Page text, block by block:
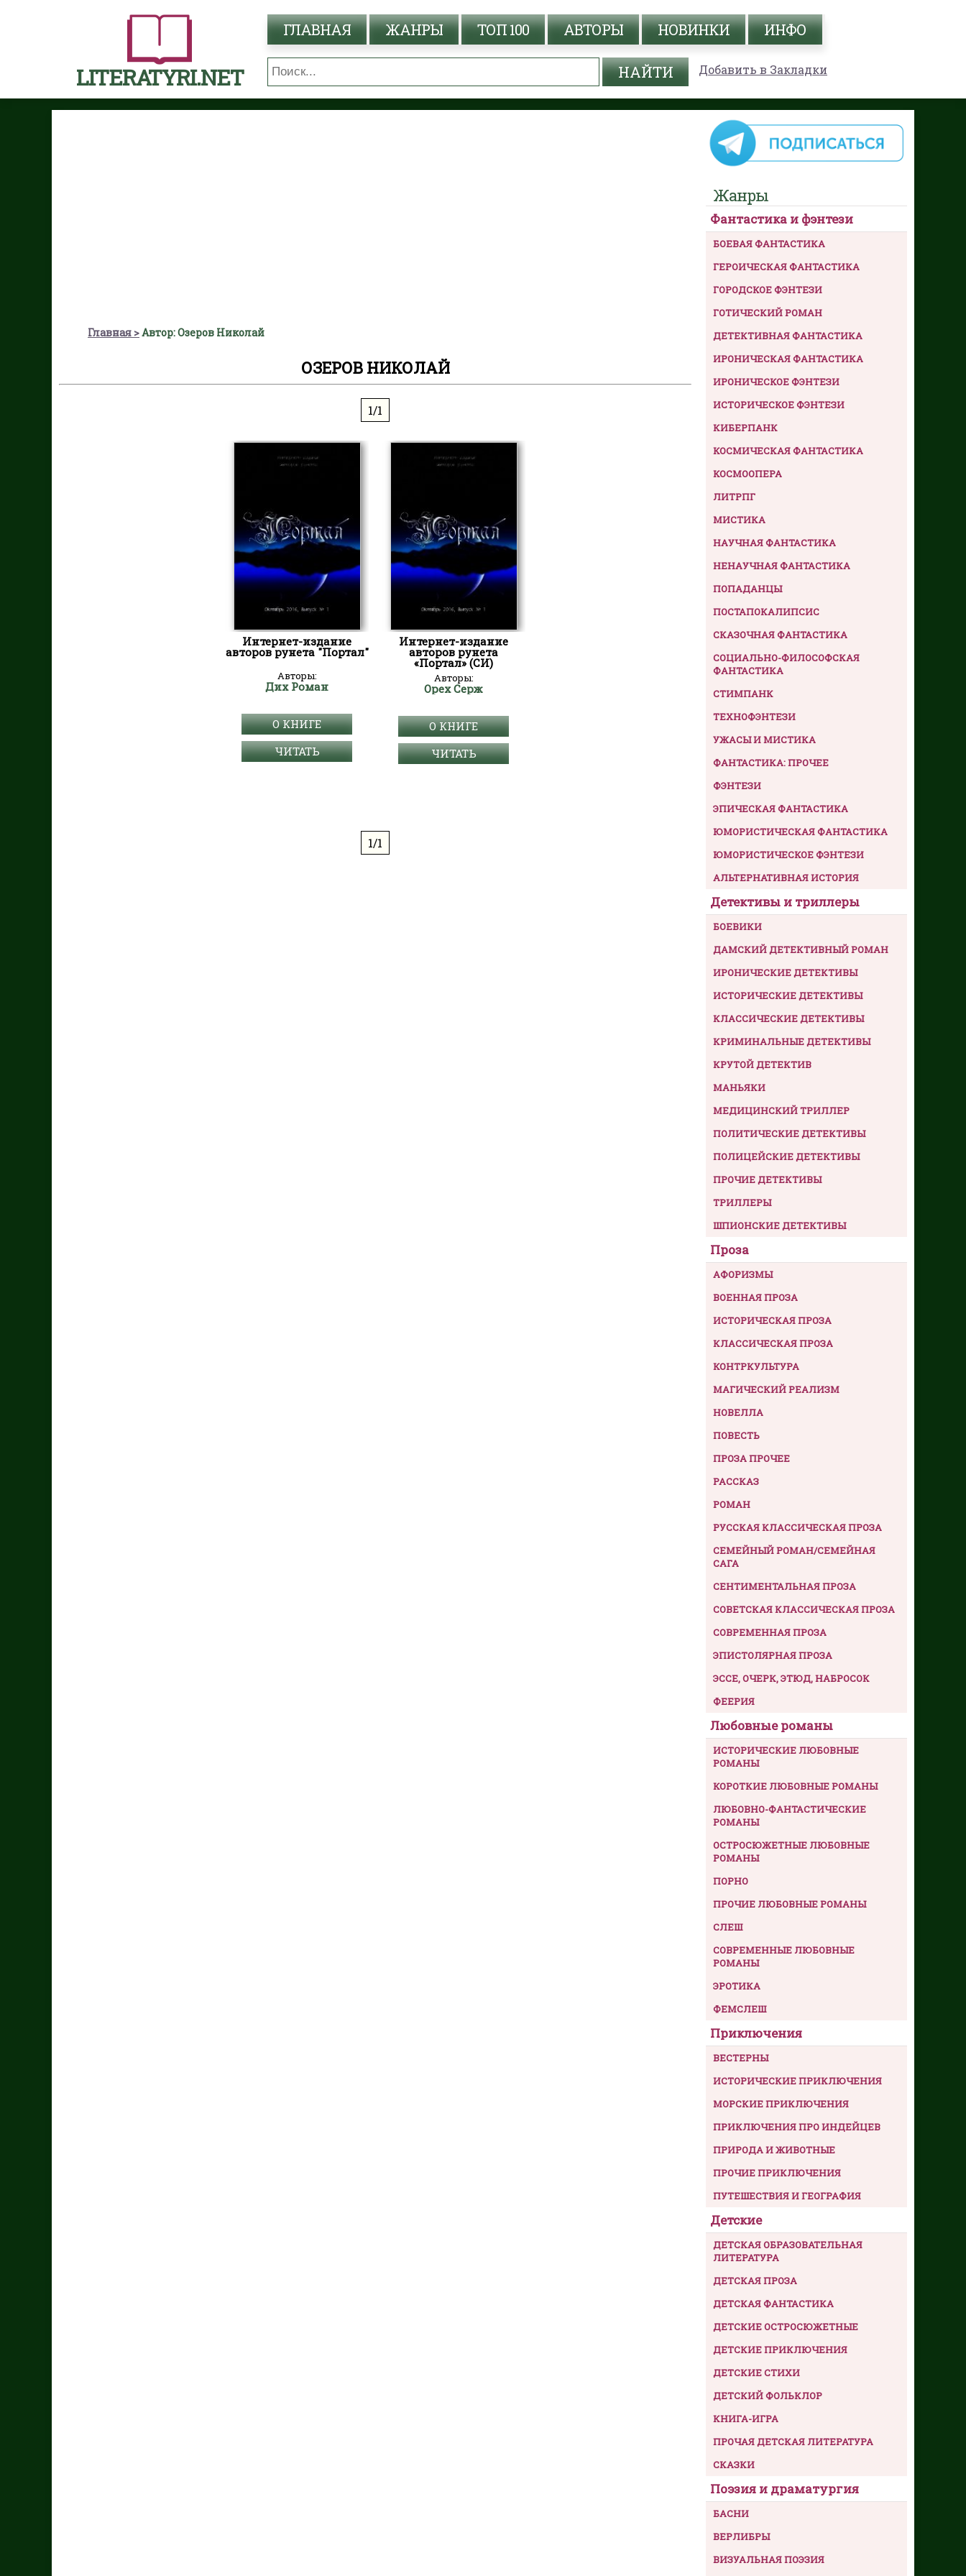
LITERATYRI.NET
ГЛАВНАЯ ЖАНРЫ ТОП 100 АВТОРЫ НОВИНКИ ИНФО
Добавить в Закладки
Главная Автор: Озеров Николай
ОЗЕРОВ НИКОЛАЙ
1/1
Интернет-издание
авторов рунета "Портал"
Авторы:
Дих Роман
О КНИГЕ
ЧИТАТЬ
Интернет-издание
авторов рунета
«Портал» (СИ)
Авторы:
Орех Серж
О КНИГЕ
ЧИТАТЬ
1/1
Жанры
Фантастика и фэнтези
БОЕВАЯ ФАНТАСТИКА
ГЕРОИЧЕСКАЯ ФАНТАСТИКА
ГОРОДСКОЕ ФЭНТЕЗИ
ГОТИЧЕСКИЙ РОМАН
ДЕТЕКТИВНАЯ ФАНТАСТИКА
ИРОНИЧЕСКАЯ ФАНТАСТИКА
ИРОНИЧЕСКОЕ ФЭНТЕЗИ
ИСТОРИЧЕСКОЕ ФЭНТЕЗИ
КИБЕРПАНК
КОСМИЧЕСКАЯ ФАНТАСТИКА
КОСМООПЕРА
ЛИТРПГ
МИСТИКА
НАУЧНАЯ ФАНТАСТИКА
НЕНАУЧНАЯ ФАНТАСТИКА
ПОПАДАНЦЫ
ПОСТАПОКАЛИПСИС
СКАЗОЧНАЯ ФАНТАСТИКА
СОЦИАЛЬНО-ФИЛОСОФСКАЯ
ФАНТАСТИКА
СТИМПАНК
ТЕХНОФЭНТЕЗИ
УЖАСЫ И МИСТИКА
ФАНТАСТИКА: ПРОЧЕЕ
ФЭНТЕЗИ
ЭПИЧЕСКАЯ ФАНТАСТИКА
ЮМОРИСТИЧЕСКАЯ ФАНТАСТИКА
ЮМОРИСТИЧЕСКОЕ ФЭНТЕЗИ
АЛЬТЕРНАТИВНАЯ ИСТОРИЯ
Детективы и триллеры
БОЕВИКИ
ДАМСКИЙ ДЕТЕКТИВНЫЙ РОМАН
ИРОНИЧЕСКИЕ ДЕТЕКТИВЫ
ИСТОРИЧЕСКИЕ ДЕТЕКТИВЫ
КЛАССИЧЕСКИЕ ДЕТЕКТИВЫ
КРИМИНАЛЬНЫЕ ДЕТЕКТИВЫ
КРУТОЙ ДЕТЕКТИВ
МАНЬЯКИ
МЕДИЦИНСКИЙ ТРИЛЛЕР
ПОЛИТИЧЕСКИЕ ДЕТЕКТИВЫ
ПОЛИЦЕЙСКИЕ ДЕТЕКТИВЫ
ПРОЧИЕ ДЕТЕКТИВЫ
ТРИЛЛЕРЫ
ШПИОНСКИЕ ДЕТЕКТИВЫ
Проза
АФОРИЗМЫ
ВОЕННАЯ ПРОЗА
ИСТОРИЧЕСКАЯ ПРОЗА
КЛАССИЧЕСКАЯ ПРОЗА
КОНТРКУЛЬТУРА
МАГИЧЕСКИЙ РЕАЛИЗМ
НОВЕЛЛА
ПОВЕСТЬ
ПРОЗА ПРОЧЕЕ
РАССКАЗ
РОМАН
РУССКАЯ КЛАССИЧЕСКАЯ ПРОЗА
СЕМЕЙНЫЙ РОМАН/СЕМЕЙНАЯ
САГА
СЕНТИМЕНТАЛЬНАЯ ПРОЗА
СОВЕТСКАЯ КЛАССИЧЕСКАЯ ПРОЗА
СОВРЕМЕННАЯ ПРОЗА
ЭПИСТОЛЯРНАЯ ПРОЗА
ЭССЕ, ОЧЕРК, ЭТЮД, НАБРОСОК
ФЕЕРИЯ
Любовные романы
ИСТОРИЧЕСКИЕ ЛЮБОВНЫЕ
РОМАНЫ
КОРОТКИЕ ЛЮБОВНЫЕ РОМАНЫ
ЛЮБОВНО-ФАНТАСТИЧЕСКИЕ
РОМАНЫ
ОСТРОСЮЖЕТНЫЕ ЛЮБОВНЫЕ
РОМАНЫ
ПОРНО
ПРОЧИЕ ЛЮБОВНЫЕ РОМАНЫ
СЛЕШ
СОВРЕМЕННЫЕ ЛЮБОВНЫЕ
РОМАНЫ
ЭРОТИКА
ФЕМСЛЕШ
Приключения
ВЕСТЕРНЫ
ИСТОРИЧЕСКИЕ ПРИКЛЮЧЕНИЯ
МОРСКИЕ ПРИКЛЮЧЕНИЯ
ПРИКЛЮЧЕНИЯ ПРО ИНДЕЙЦЕВ
ПРИРОДА И ЖИВОТНЫЕ
ПРОЧИЕ ПРИКЛЮЧЕНИЯ
ПУТЕШЕСТВИЯ И ГЕОГРАФИЯ
Детские
ДЕТСКАЯ ОБРАЗОВАТЕЛЬНАЯ
ЛИТЕРАТУРА
ДЕТСКАЯ ПРОЗА
ДЕТСКАЯ ФАНТАСТИКА
ДЕТСКИЕ ОСТРОСЮЖЕТНЫЕ
ДЕТСКИЕ ПРИКЛЮЧЕНИЯ
ДЕТСКИЕ СТИХИ
ДЕТСКИЙ ФОЛЬКЛОР
КНИГА-ИГРА
ПРОЧАЯ ДЕТСКАЯ ЛИТЕРАТУРА
СКАЗКИ
Поэзия и драматургия
БАСНИ
ВЕРЛИБРЫ
ВИЗУАЛЬНАЯ ПОЭЗИЯ